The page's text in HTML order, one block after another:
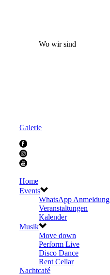
Wo wir sind
Galerie
Home
Events
WhatsApp Anmeldung
Veranstaltungen
Kalender
Musik
Move down
Perform Live
Disco Dance
Rent Cellar
Nachtcafé